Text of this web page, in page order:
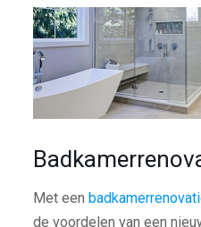
Met een
de voordelen van een